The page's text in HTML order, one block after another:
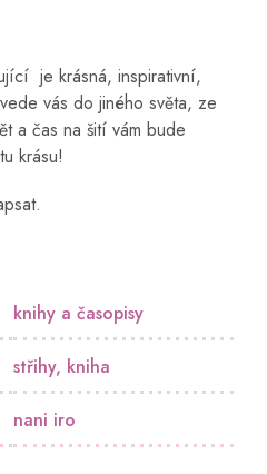
je krásná, inspirativní,
vás do jiného světa, ze
a čas na šití vám bude
krásu!
knihy a časopisy
střihy, kniha
nani iro